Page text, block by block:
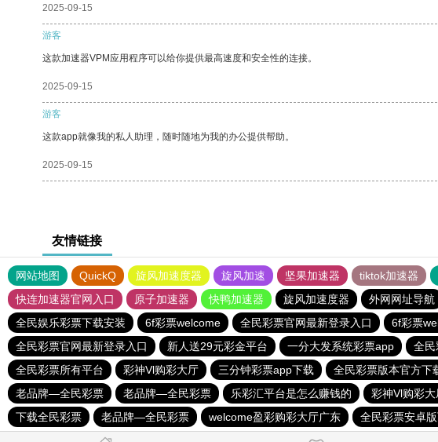
2025-09-15
游客
这款加速器VPM应用程序可以给你提供最高速度和安全性的连接。
2025-09-15
游客
这款app就像我的私人助理，随时随地为我的办公提供帮助。
2025-09-15
友情链接
网站地图 QuickQ 旋风加速度器 旋风加速 坚果加速器 tiktok加速器
快连加速器官网入口
原子加速器 快鸭加速器 旋风加速度器 外网网址导航
全民娱乐彩票下载安装
6f彩票welcome 全民彩票官网最新登录入口 6f彩票
全民彩票官网最新登录入口
新人送29元彩金平台 一分大发系统彩票app 全民
全民彩票所有平台
彩神Vl购彩大厅 三分钟彩票app下载 全民彩票版本官方下
老品牌—全民彩票
老品牌—全民彩票 乐彩汇平台是怎么赚钱的 彩神Vl购彩大
下载全民彩票
老品牌—全民彩票 welcome盈彩购彩大厅广东 全民彩票安卓